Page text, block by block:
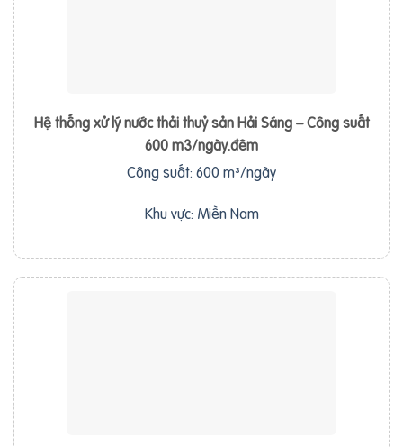
Hệ thống xử lý nước thải thuỷ sản Hải Sáng – Công suất
600 m3/ngày.đêm
Công suất: 600 m³/ngày
Khu vực: Miền Nam